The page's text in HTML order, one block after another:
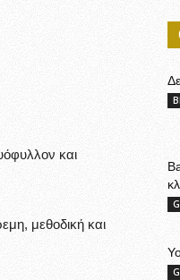
και
μεθοδική και